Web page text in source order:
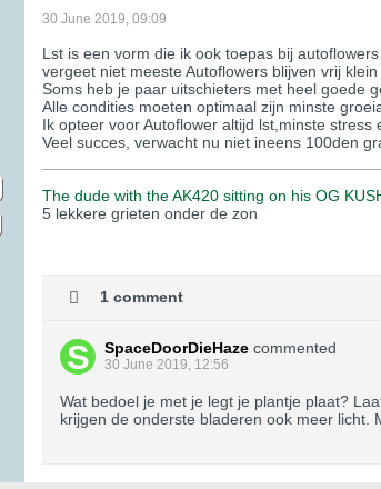
30 June 2019, 09:09
Lst is een vorm die ik ook toepas bij
vergeet niet meeste Autoflowers blijven vrij
Soms heb je paar uitschieters met heel goede
Alle condities moeten optimaal zijn minste
Ik opteer voor Autoflower altijd lst,minste
Veel succes, verwacht nu niet ineens 100den
The dude with the AK420 sitting on his OG
5 lekkere grieten onder de zon
1 comment
SpaceDoorDieHaze commented
30 June 2019, 12:56
Wat bedoel je met je legt je plantje plaat?
krijgen de onderste bladeren ook meer licht.